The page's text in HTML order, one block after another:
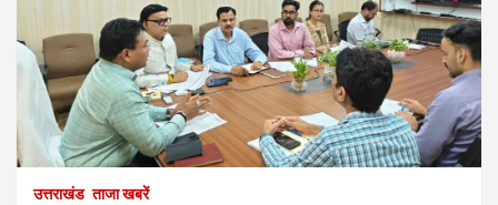
उत्तराखंड ताजा खबरें